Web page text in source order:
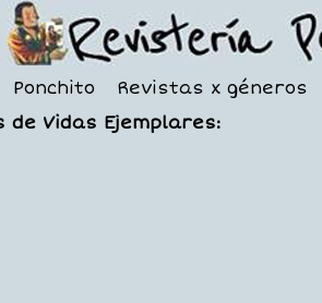
Ponchito
Revistas x géneros
de Vidas Ejemplares: